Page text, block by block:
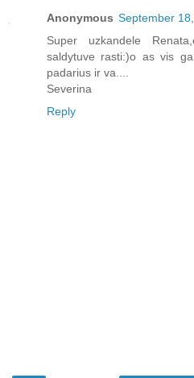
Anonymous September
Super uzkandele
saldytuve rasti:)o as vis
padarius ir va....
Severina
Reply